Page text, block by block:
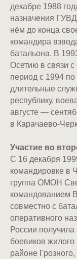
декабре 1988
назначения
нём до конца
командира
батальона. В
Осетию в связи
период с 1994
длительные
республику,
августе —
в Карачаево-
Участие во
С 16 декабря
командировке в
группа ОМОН
командованием
совместно с
оперативного
России
боевиков
районе